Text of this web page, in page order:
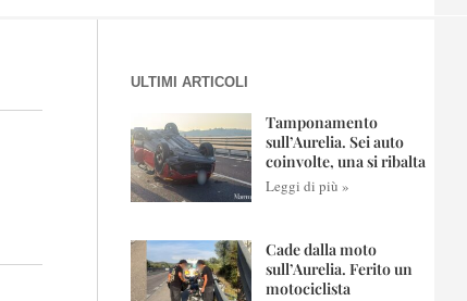
ULTIMI ARTICOLI
Tamponamento
sull’Aurelia. Sei auto
coinvolte, una si ribalta
Leggi di più »
Cade dalla moto
sull’Aurelia. Ferito un
motociclista